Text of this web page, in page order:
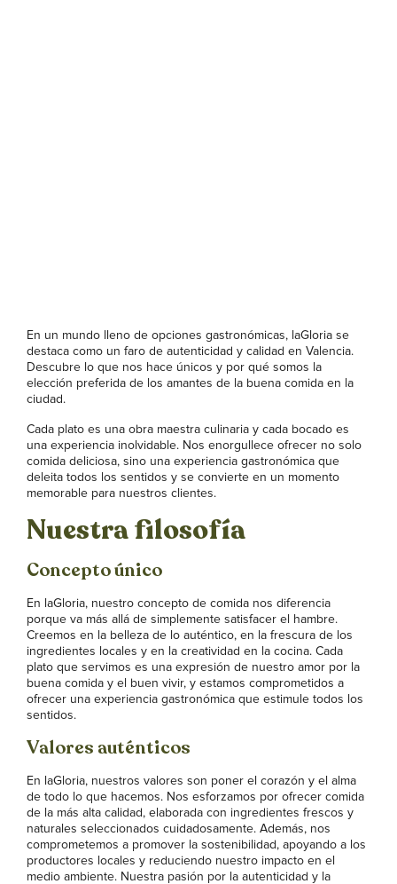
En un mundo lleno de opciones gastronómicas, laGloria se
destaca como un faro de autenticidad y calidad en Valencia.
Descubre lo que nos hace únicos y por qué somos la
elección preferida de los amantes de la buena comida en la
ciudad.
Cada plato es una obra maestra culinaria y cada bocado es
una experiencia inolvidable. Nos enorgullece ofrecer no solo
comida deliciosa, sino una experiencia gastronómica que
deleita todos los sentidos y se convierte en un momento
memorable para nuestros clientes.
Nuestra filosofía
Concepto único
En laGloria, nuestro concepto de comida nos diferencia
porque va más allá de simplemente satisfacer el hambre.
Creemos en la belleza de lo auténtico, en la frescura de los
ingredientes locales y en la creatividad en la cocina. Cada
plato que servimos es una expresión de nuestro amor por la
buena comida y el buen vivir, y estamos comprometidos a
ofrecer una experiencia gastronómica que estimule todos los
sentidos.
Valores auténticos
En laGloria, nuestros valores son poner el corazón y el alma
de todo lo que hacemos. Nos esforzamos por ofrecer comida
de la más alta calidad, elaborada con ingredientes frescos y
naturales seleccionados cuidadosamente. Además, nos
comprometemos a promover la sostenibilidad, apoyando a los
productores locales y reduciendo nuestro impacto en el
medio ambiente. Nuestra pasión por la autenticidad y la